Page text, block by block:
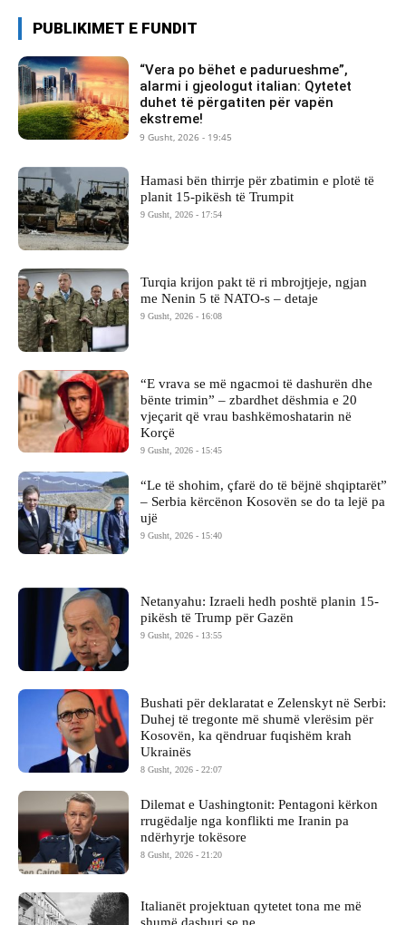
PUBLIKIMET E FUNDIT
“Vera po bëhet e padurueshme”,
alarmi i gjeologut italian: Qytetet
duhet të përgatiten për vapën
ekstreme!
9 Gusht, 2026 - 19:45
Hamasi bën thirrje për zbatimin e plotë të
planit 15-pikësh të Trumpit
9 Gusht, 2026 - 17:54
Turqia krijon pakt të ri mbrojtjeje, ngjan
me Nenin 5 të NATO-s – detaje
9 Gusht, 2026 - 16:08
“E vrava se më ngacmoi të dashurën dhe
bënte trimin” – zbardhet dëshmia e 20
vjeçarit që vrau bashkëmoshatarin në
Korçë
9 Gusht, 2026 - 15:45
“Le të shohim, çfarë do të bëjnë shqiptarët”
– Serbia kërcënon Kosovën se do ta lejë pa
ujë
9 Gusht, 2026 - 15:40
Netanyahu: Izraeli hedh poshtë planin 15-
pikësh të Trump për Gazën
9 Gusht, 2026 - 13:55
Bushati për deklaratat e Zelenskyt në Serbi:
Duhej të tregonte më shumë vlerësim për
Kosovën, ka qëndruar fuqishëm krah
Ukrainës
8 Gusht, 2026 - 22:07
Dilemat e Uashingtonit: Pentagoni kërkon
rrugëdalje nga konflikti me Iranin pa
ndërhyrje tokësore
8 Gusht, 2026 - 21:20
Italianët projektuan qytetet tona me më